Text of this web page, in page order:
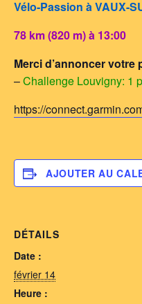
Vélo-Passion à VAUX-
78 km (820 m) à 13:00
Merci d’annoncer
–Challenge Louvigny: 1
https://
AJOUTER AU
DÉTAILS
Date :
février 14
Heure :